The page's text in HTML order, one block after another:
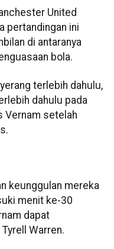
United
pertandingan ini
di antaranya
bola.
terlebih dahulu,
dahulu pada
Vernam setelah
keunggulan mereka
menit ke-30
dapat
Warren.